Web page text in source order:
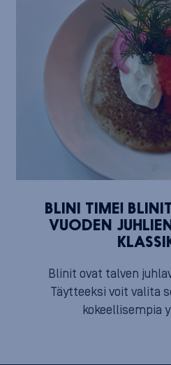
BLINI TIME!
VUODEN
Blinit ovat talven
Täytteeksi voit valita
kokeellisempia